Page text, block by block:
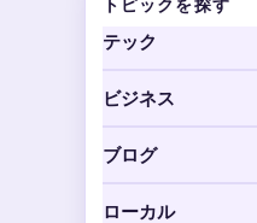
トピックを探す
テック
ビジネス
ブログ
ローカル